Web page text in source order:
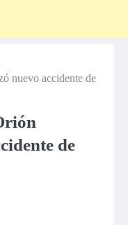
nuevo accidente de
de